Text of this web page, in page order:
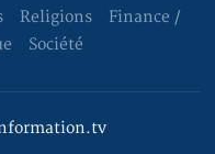
Religions
Finance /
Société